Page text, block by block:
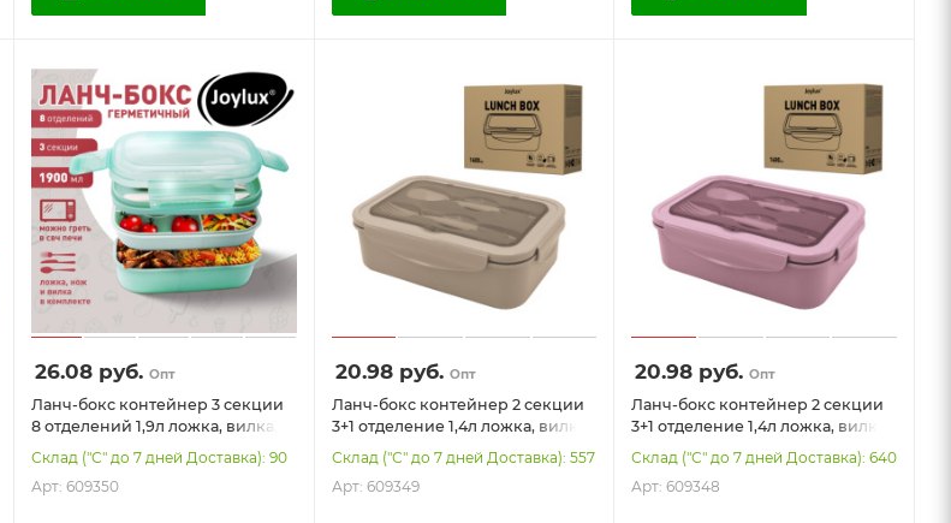
26.08руб. Опт
Ланч-бокс контейнер 3 секции
8 отделений 1,9л ложка, вилка,
нож 10х21х14см мятный JOYLUX,
609350
Склад ("С" до 7 дней Доставка): 90
Арт: 609350
20.98руб. Опт
Ланч-бокс контейнер 2 секции
3+1 отделение 1,4л ложка, вилка
7х21х14см, бежевый JOYLUX,
609349
Склад ("С" до 7 дней Доставка): 557
Арт: 609349
20.98 руб. Опт
Ланч-бокс контейнер 2 секции
3+1 отделение 1,4л ложка, вилка
7х21х14см, розовый JOYLUX,
609348
Склад ("С" до 7 дней Доставка): 640
Арт: 609348